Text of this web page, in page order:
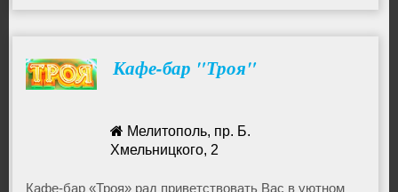
Караоке
Активный отдых
Бары
Кафе-бар "Троя"
Мелитополь, пр. Б.
Хмельницкого, 2
Кафе-бар «Троя» рад приветствовать Вас в уютном